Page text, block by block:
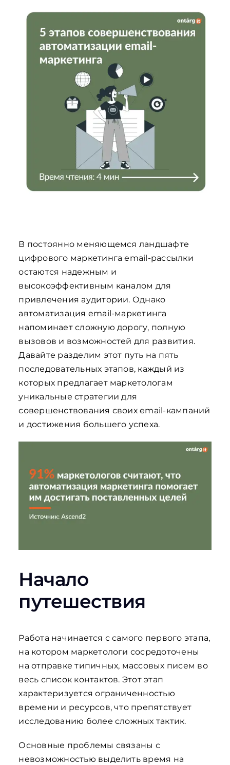
В постоянно меняющемся ландшафте
цифрового маркетинга email-рассылки
остаются надежным и
высокоэффективным каналом для
привлечения аудитории. Однако
автоматизация email-маркетинга
напоминает сложную дорогу, полную
вызовов и возможностей для развития.
Давайте разделим этот путь на пять
последовательных этапов, каждый из
которых предлагает маркетологам
уникальные стратегии для
совершенствования своих email-кампаний
и достижения большего успеха.
Начало
путешествия
Работа начинается с самого первого этапа,
на котором маркетологи сосредоточены
на отправке типичных, массовых писем во
весь список контактов. Этот этап
характеризуется ограниченностью
времени и ресурсов, что препятствует
исследованию более сложных тактик.
Основные проблемы связаны с
невозможностью выделить время на